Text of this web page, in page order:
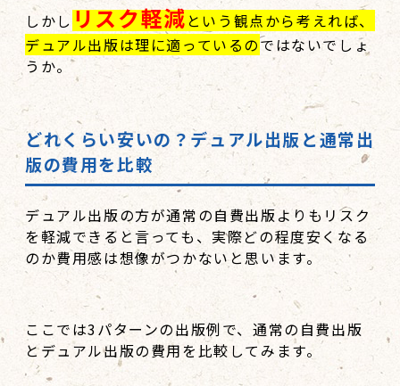
しかしリスク軽減という観点から考えれば、
デュアル出版は理に適っているのではないでしょ
うか。
どれくらい安いの？デュアル出版と通常出
版の費用を比較
デュアル出版の方が通常の自費出版よりもリスク
を軽減できると言っても、実際どの程度安くなる
のか費用感は想像がつかないと思います。
ここでは3パターンの出版例で、通常の自費出版
とデュアル出版の費用を比較してみます。